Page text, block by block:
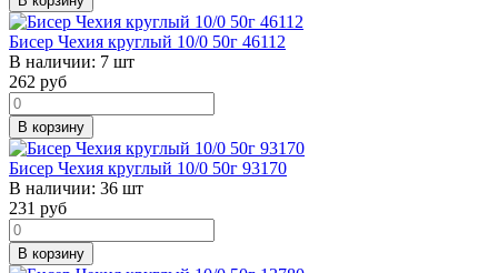
Бисер Чехия круглый 10/0 50г 46112
В наличии: 7 шт
262 руб
В корзину
Бисер Чехия круглый 10/0 50г 93170
В наличии: 36 шт
231 руб
В корзину